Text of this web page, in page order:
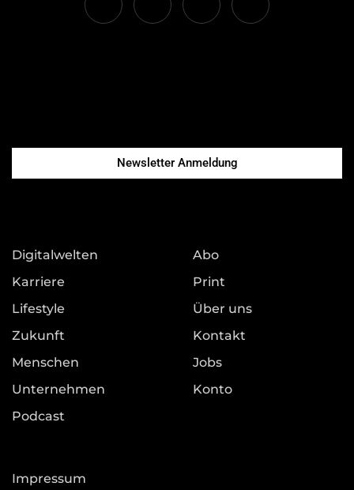
Newsletter Anmeldung
Digitalwelten
Karriere
Lifestyle
Zukunft
Menschen
Unternehmen
Podcast
Abo
Print
Über uns
Kontakt
Jobs
Konto
Impressum